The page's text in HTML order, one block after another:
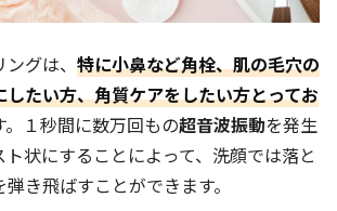
グは、 特に小鼻など角栓、肌の毛穴の
たい方、角質ケアをしたい方とってお
。１秒間に数万回もの超音波振動を発生
状にすることによって、洗顔では落と
き飛ばすことができます。